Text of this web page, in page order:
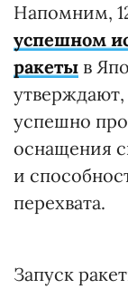
Напомним,
успешном
ракеты в
успешно
оснащения
и
перехвата.
Запуск